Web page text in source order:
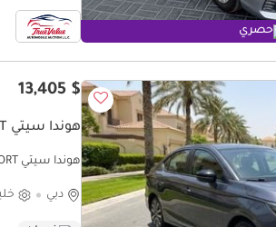
حصري
$ 13,405
هوندا سيتي LX SPORT
دبي